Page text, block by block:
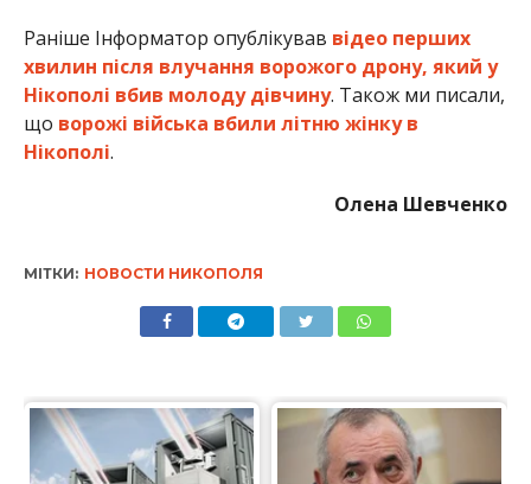
Раніше Інформатор опублікував відео перших
хвилин після влучання ворожого дрону, який у
Нікополі вбив молоду дівчину. Також ми писали,
що ворожі війська вбили літню жінку в
Нікополі.
Олена Шевченко
МІТКИ: НОВОСТИ НИКОПОЛЯ